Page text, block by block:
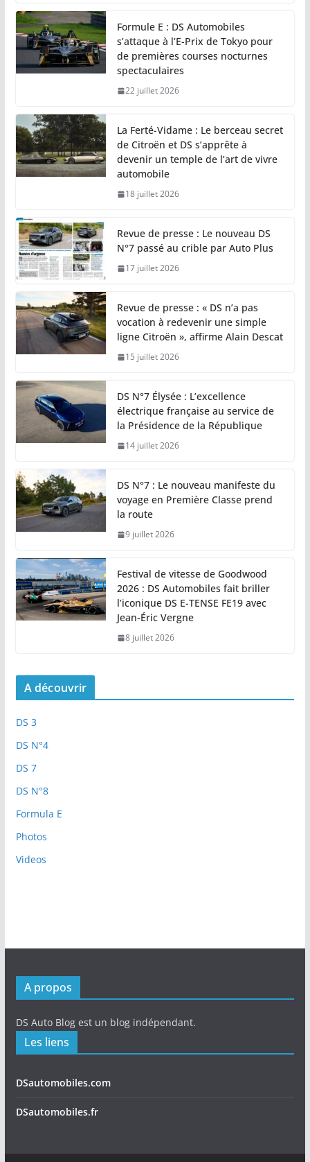
Formule E : DS Automobiles
s’attaque à l’E-Prix de Tokyo pour
de premières courses nocturnes
spectaculaires
22 juillet 2026
La Ferté-Vidame : Le berceau secret
de Citroën et DS s’apprête à
devenir un temple de l’art de vivre
automobile
18 juillet 2026
Revue de presse : Le nouveau DS
N°7 passé au crible par Auto Plus
17 juillet 2026
Revue de presse : « DS n’a pas
vocation à redevenir une simple
ligne Citroën », affirme Alain Descat
15 juillet 2026
DS N°7 Élysée : L’excellence
électrique française au service de
la Présidence de la République
14 juillet 2026
DS N°7 : Le nouveau manifeste du
voyage en Première Classe prend
la route
9 juillet 2026
Festival de vitesse de Goodwood
2026 : DS Automobiles fait briller
l’iconique DS E-TENSE FE19 avec
Jean-Éric Vergne
8 juillet 2026
A découvrir
DS 3
DS N°4
DS 7
DS N°8
Formula E
Photos
Videos
A propos
DS Auto Blog est un blog indépendant.
Les liens
DSautomobiles.com
DSautomobiles.fr